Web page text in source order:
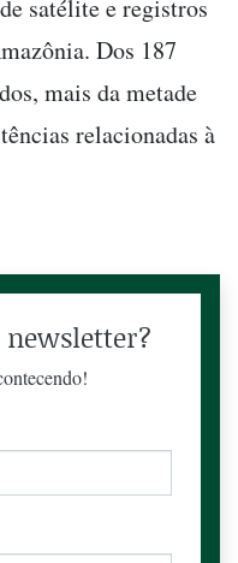
satélite e registros
Dos 187
mais da metade
relacionadas à
newsletter?